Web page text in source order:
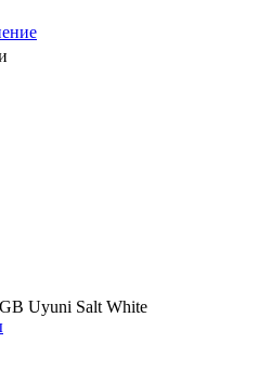
Uyuni Salt White